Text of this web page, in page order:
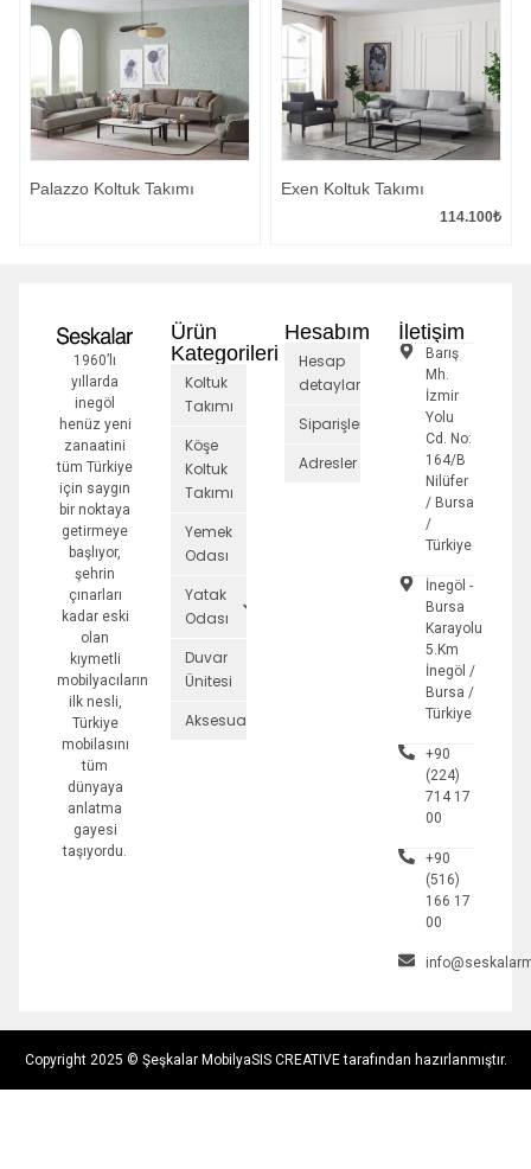
Palazzo Koltuk Takımı Exen Koltuk Takımı
114.100₺
1960’lı
yıllarda
inegöl
henüz yeni
zanaatini
tüm Türkiye
için saygın
bir noktaya
getirmeye
başlıyor,
şehrin
çınarları
kadar eski
olan
kıymetli
mobilyacıların
ilk nesli,
Türkiye
mobilasını
tüm
dünyaya
anlatma
gayesi
taşıyordu.
Ürün
Kategorileri
Koltuk
Takımı
Köşe
Koltuk
Takımı
Yemek
Odası
Yatak
Odası
Duvar
Ünitesi
Aksesuarlar
Hesabım
Hesap
detayları
Siparişler
Adresler
İletişim
Barış
Mh.
İzmir
Yolu
Cd. No:
164/B
Nilüfer
/ Bursa
/
Türkiye
İnegöl -
Bursa
Karayolu
5.Km
İnegöl /
Bursa /
Türkiye
+90
(224)
714 17
00
+90
(516)
166 17
00
Copyright 2025 © Şeşkalar MobilyaSIS CREATIVE tarafından hazırlanmıştır.